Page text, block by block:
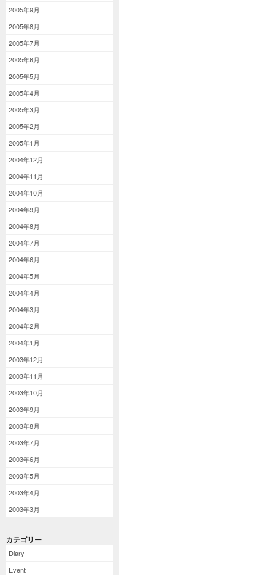
2005年9月
2005年8月
2005年7月
2005年6月
2005年5月
2005年4月
2005年3月
2005年2月
2005年1月
2004年12月
2004年11月
2004年10月
2004年9月
2004年8月
2004年7月
2004年6月
2004年5月
2004年4月
2004年3月
2004年2月
2004年1月
2003年12月
2003年11月
2003年10月
2003年9月
2003年8月
2003年7月
2003年6月
2003年5月
2003年4月
2003年3月
カテゴリー
Diary
Event